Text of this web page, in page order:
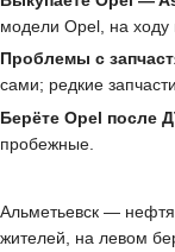
модели Opel, на ходу
Проблемы с
сами; редкие
Берёте Opel после
пробежные.
Альметьевск —
жителей, на левом